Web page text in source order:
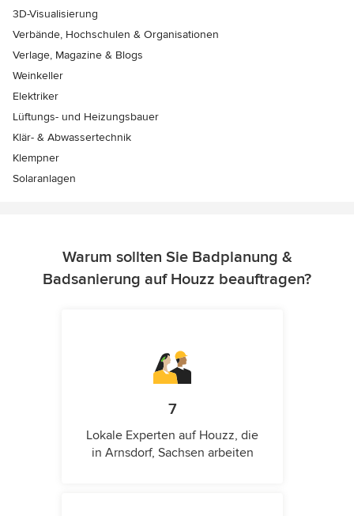
3D-Visualisierung
Verbände, Hochschulen & Organisationen
Verlage, Magazine & Blogs
Weinkeller
Elektriker
Lüftungs- und Heizungsbauer
Klär- & Abwassertechnik
Klempner
Solaranlagen
Warum sollten Sie Badplanung &
Badsanierung auf Houzz beauftragen?
7
Lokale Experten auf Houzz, die
in Arnsdorf, Sachsen arbeiten